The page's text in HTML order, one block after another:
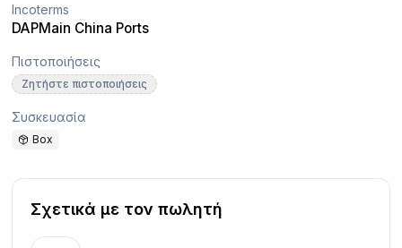
Incoterms
DAPMain China Ports
Πιστοποιήσεις
Ζητήστε πιστοποιήσεις
Συσκευασία
Box
Σχετικά με τον πωλητή